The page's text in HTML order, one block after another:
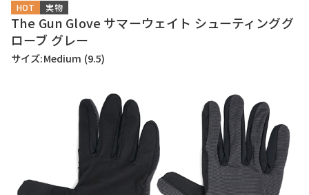
実物
HOT
The Gun Glove サマーウェイト シューティンググ
ローブ グレー
サイズ:Medium (9.5)